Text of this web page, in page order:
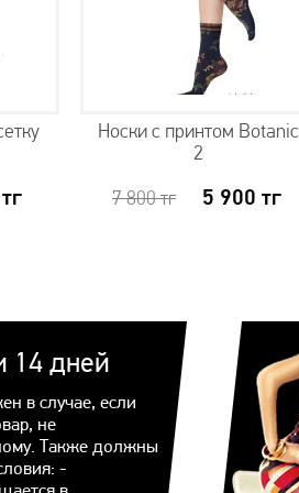
тг
Носки с принтом Botanic
2
7 800тг 5 900 тг
14 дней
в случае, если
не
Также должны
-